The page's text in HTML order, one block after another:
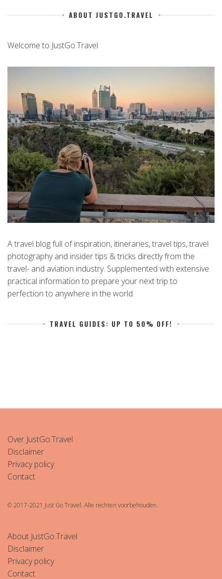
ABOUT JUSTGO.TRAVEL
Welcome to JustGo.Travel
A travel blog full of inspiration, itineraries, travel tips, travel
photography and insider tips & tricks directly from the
travel- and aviation industry. Supplemented with extensive
practical information to prepare your next trip to
perfection to anywhere in the world.
TRAVEL GUIDES: UP TO 50% OFF!
Over JustGo.Travel
Disclaimer
Privacy policy
Contact
© 2017-2021 Just Go Travel. Alle rechten voorbehouden.
About JustGo.Travel
Disclaimer
Privacy policy
Contact